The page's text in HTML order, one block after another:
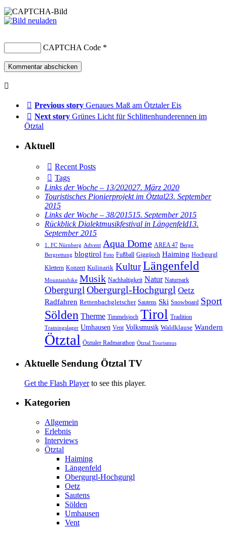
CAPTCHA Code *
Previous story Genaues Maß am Ötztaler Eis
Next story Grünes Licht für Schlittenhunderennen im
Ötztal
Aktuell
Recent Posts
Tags
Links der Woche – 13/202027. März 2020
Touristisches Pionierprojekt im Ötztal23. September
2015
Links der Woche – 38/201515. September 2015
Rückblick Dialektmusikfestival in Längenfeld13.
September 2015
1. FC Nürnberg Advent Aqua Dome AREA 47 Berge
Bergrettung blogtirol Foto Fußball Giggijoch Haiming Hochgurgl
Klettern Konzert Kulinarik KulturLängenfeld
Mountainbike Musik Nachhaltigkeit Natur Naturpark
ObergurglObergurgl-Hochgurgl Oetz
Radfahren Rettenbachgletscher Sautens Ski Snowboard Sport
Sölden Therme Timmelsjoch Tirol Tradition
Trainingslager Umhausen Vent Volksmusik Waldklause Wandern
Ötztal Ötztaler Radmarathon Ötztal Tourismus
Aktuelle Sendung Ötztal TV
Get the Flash Playerto see this player.
Kategorien
Allgemein
Erlebnis
Interviews
Ötztal
Haiming
Längenfeld
Obergurgl-Hochgurgl
Oetz
Sautens
Sölden
Umhausen
Vent